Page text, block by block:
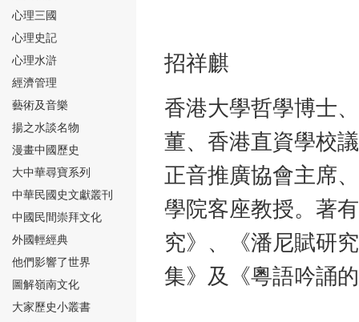
⑮
⑯
心理三國
心理史記
心理水滸
經濟管理
藝術及音樂
揚之水談名物
漫畫中國歷史
大中華尋寶系列
中華民國史文獻叢刊
中國民間崇拜文化
外國輕經典
他們影響了世界
圖解嶺南文化
大家歷史小叢書
招祥麒
香港大學哲學博士
董、香港直資學校
正音推廣協會主席
學院客座教授。著
究》、《潘尼賦研
集》及《粵語吟誦